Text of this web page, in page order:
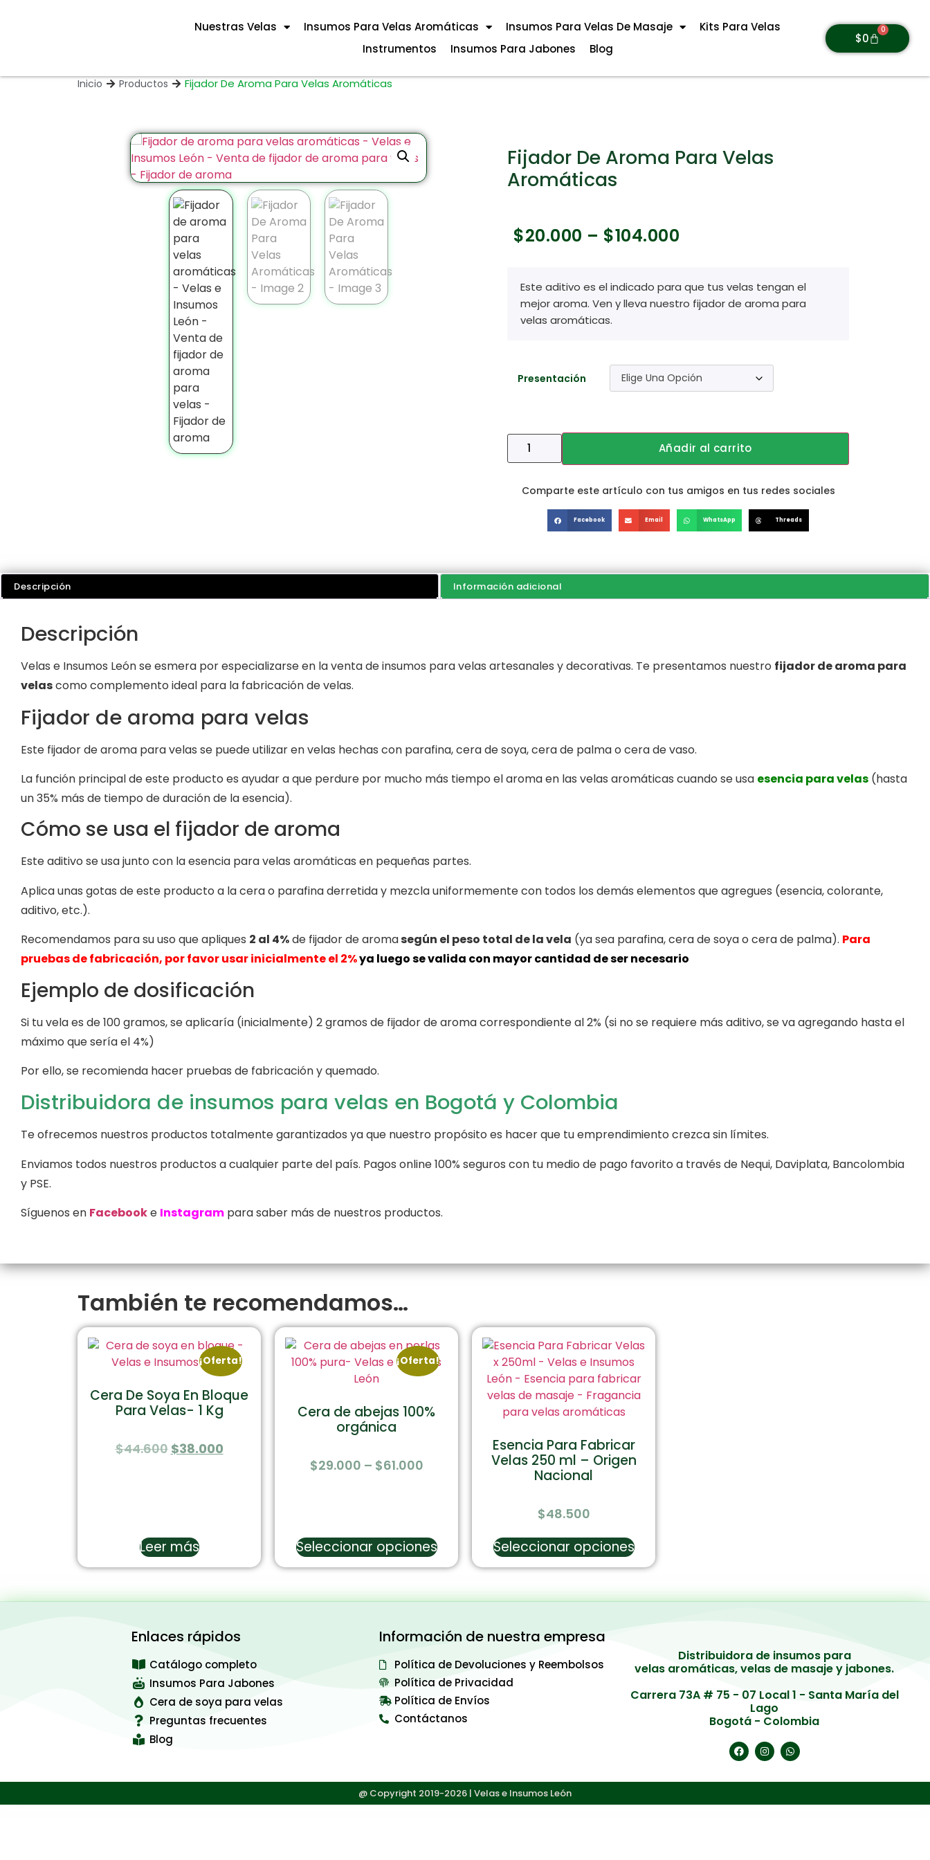
Nuestras Velas Insumos Para Velas Aromáticas Insumos Para Velas De Masaje
Kits Para Velas
Instrumentos
Insumos Para Jabones Blog
$0
0
Inicio Productos Fijador De Aroma Para Velas Aromáticas
Fijador De Aroma Para Velas
Aromáticas
$20.000 – $104.000
Este aditivo es el indicado para que tus velas tengan el
mejor aroma. Ven y lleva nuestro fijador de aroma para
velas aromáticas.
Presentación
Añadir al carrito
Comparte este artículo con tus amigos en tus redes sociales
Facebook Email WhatsApp Threads
Descripción Información adicional
Descripción
Velas e Insumos León se esmera por especializarse en la venta de insumos para velas artesanales y decorativas. Te presentamos nuestro fijador de aroma para
velascomo complemento ideal para la fabricación de velas.
Fijador de aroma para velas
Este fijador de aroma para velas se puede utilizar en velas hechas con parafina, cera de soya, cera de palma o cera de vaso.
La función principal de este producto es ayudar a que perdure por mucho más tiempo el aroma en las velas aromáticas cuando se usa esencia para velas (hasta
un 35% más de tiempo de duración de la esencia).
Cómo se usa el fijador de aroma
Este aditivo se usa junto con la esencia para velas aromáticas en pequeñas partes.
Aplica unas gotas de este producto a la cera o parafina derretida y mezcla uniformemente con todos los demás elementos que agregues (esencia, colorante,
aditivo, etc.).
Recomendamos para su uso que apliques 2 al 4%de fijador de aromasegún el peso total de la vela (ya sea parafina, cera de soya o cera de palma). Para
pruebas de fabricación, por favor usar inicialmente el 2%ya luego se valida con mayor cantidad de ser necesario
Ejemplo de dosificación
Si tu vela es de 100 gramos, se aplicaría (inicialmente) 2 gramos de fijador de aroma correspondiente al 2% (si no se requiere más aditivo, se va agregando hasta el
máximo que sería el 4%)
Por ello, se recomienda hacer pruebas de fabricación y quemado.
Distribuidora de insumos para velas en Bogotá y Colombia
Te ofrecemos nuestros productos totalmente garantizados ya que nuestro propósito es hacer que tu emprendimiento crezca sin límites.
Enviamos todos nuestros productos a cualquier parte del país. Pagos online 100% seguros con tu medio de pago favorito a través de Nequi, Daviplata, Bancolombia
y PSE.
Síguenos en Facebooke Instagram para saber más de nuestros productos.
También te recomendamos…
¡Oferta!
Cera De Soya En Bloque
Para Velas- 1 Kg
$44.600 $38.000
Leer más
¡Oferta!
Cera de abejas 100%
orgánica
$29.000 – $61.000
Seleccionar opciones
Esencia Para Fabricar
Velas 250 ml – Origen
Nacional
$48.500
Seleccionar opciones
Enlaces rápidos
Catálogo completo
Insumos Para Jabones
Cera de soya para velas
Preguntas frecuentes
Blog
Información de nuestra empresa
Política de Devoluciones y Reembolsos
Política de Privacidad
Política de Envíos
Contáctanos
Distribuidora de insumos para
velas aromáticas, velas de masaje y jabones.
Carrera 73A # 75 - 07 Local 1 - Santa María del
Lago
Bogotá - Colombia
@ Copyright 2019-2026 | Velas e Insumos León